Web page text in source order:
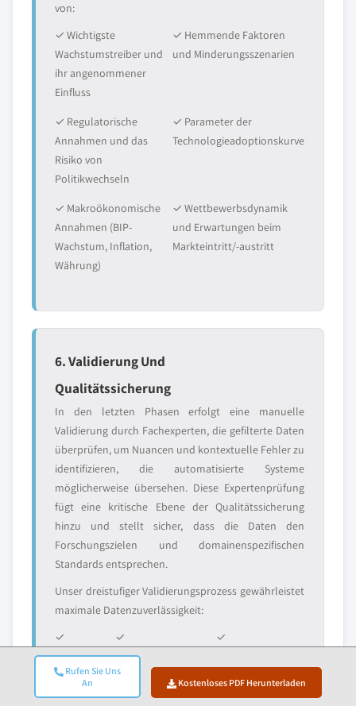
Rufen Sie Uns
An
Kostenloses PDF Herunterladen
von:
✓ Wichtigste
Wachstumstreiber und
ihr angenommener
Einfluss
✓ Hemmende Faktoren
und Minderungsszenarien
✓ Regulatorische
Annahmen und das
Risiko von
Politikwechseln
✓ Parameter der
Technologieadoptionskurve
✓ Makroökonomische
Annahmen (BIP-
Wachstum, Inflation,
Währung)
✓ Wettbewerbsdynamik
und Erwartungen beim
Markteintritt/-austritt
6. Validierung Und
Qualitätssicherung
In den letzten Phasen erfolgt eine manuelle
Validierung durch Fachexperten, die gefilterte Daten
überprüfen, um Nuancen und kontextuelle Fehler zu
identifizieren, die automatisierte Systeme
möglicherweise übersehen. Diese Expertenprüfung
fügt eine kritische Ebene der Qualitätssicherung
hinzu und stellt sicher, dass die Daten den
Forschungszielen und domainenspezifischen
Standards entsprechen.
Unser dreistufiger Validierungsprozess gewährleistet
maximale Datenzuverlässigkeit:
✓
Statistische
Validierung
✓
Expertenvalidierung
✓